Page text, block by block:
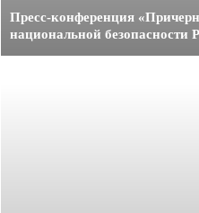
Пресс-конференция
национальной безопасности